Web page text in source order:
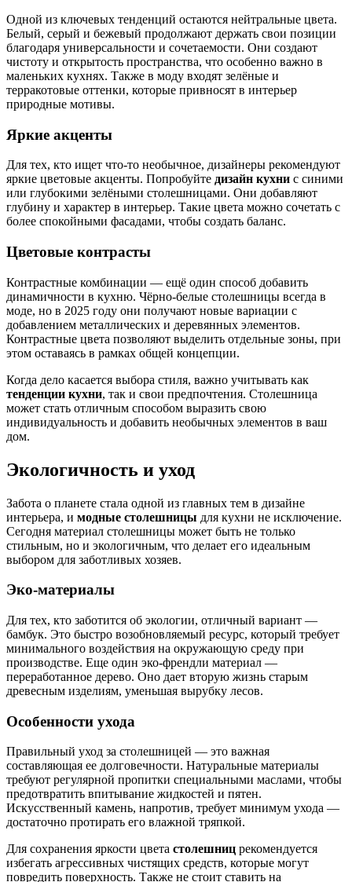
Одной из ключевых тенденций остаются нейтральные цвета.
Белый, серый и бежевый продолжают держать свои позиции
благодаря универсальности и сочетаемости. Они создают
чистоту и открытость пространства, что особенно важно в
маленьких кухнях. Также в моду входят зелёные и
терракотовые оттенки, которые привносят в интерьер
природные мотивы.
Яркие акценты
Для тех, кто ищет что-то необычное, дизайнеры рекомендуют
яркие цветовые акценты. Попробуйте дизайн кухни с синими
или глубокими зелёными столешницами. Они добавляют
глубину и характер в интерьер. Такие цвета можно сочетать с
более спокойными фасадами, чтобы создать баланс.
Цветовые контрасты
Контрастные комбинации — ещё один способ добавить
динамичности в кухню. Чёрно-белые столешницы всегда в
моде, но в 2025 году они получают новые вариации с
добавлением металлических и деревянных элементов.
Контрастные цвета позволяют выделить отдельные зоны, при
этом оставаясь в рамках общей концепции.
Когда дело касается выбора стиля, важно учитывать как
тенденции кухни, так и свои предпочтения. Столешница
может стать отличным способом выразить свою
индивидуальность и добавить необычных элементов в ваш
дом.
Экологичность и уход
Забота о планете стала одной из главных тем в дизайне
интерьера, и модные столешницы для кухни не исключение.
Сегодня материал столешницы может быть не только
стильным, но и экологичным, что делает его идеальным
выбором для заботливых хозяев.
Эко-материалы
Для тех, кто заботится об экологии, отличный вариант —
бамбук. Это быстро возобновляемый ресурс, который требует
минимального воздействия на окружающую среду при
производстве. Еще один эко-френдли материал —
переработанное дерево. Оно дает вторую жизнь старым
древесным изделиям, уменьшая вырубку лесов.
Особенности ухода
Правильный уход за столешницей — это важная
составляющая ее долговечности. Натуральные материалы
требуют регулярной пропитки специальными маслами, чтобы
предотвратить впитывание жидкостей и пятен.
Искусственный камень, напротив, требует минимум ухода —
достаточно протирать его влажной тряпкой.
Для сохранения яркости цвета столешниц рекомендуется
избегать агрессивных чистящих средств, которые могут
повредить поверхность. Также не стоит ставить на